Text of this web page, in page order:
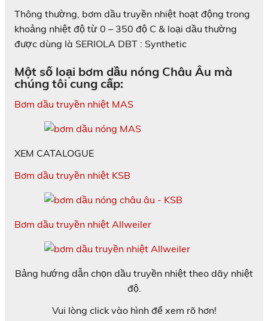
Thông thường, bơm dầu truyền nhiệt hoạt động trong
khoảng nhiệt độ từ 0 – 350 độ C & loại dầu thường
được dùng là SERIOLA DBT : Synthetic
Một số loại bơm dầu nóng Châu Âu mà
chúng tôi cung cấp:
Bơm dầu truyền nhiệt MAS
XEM CATALOGUE
Bơm dầu truyền nhiệt KSB
Bơm dầu truyền nhiệt Allweiler
Bảng hướng dẫn chọn dầu truyền nhiệt theo dãy nhiệt
độ.
Vui lòng click vào hình để xem rõ hơn!